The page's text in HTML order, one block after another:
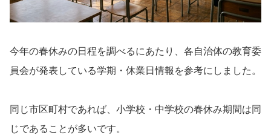
今年の春休みの日程を調べるにあたり、各自治体の教育委
員会が発表している学期・休業日情報を参考にしました。
同じ市区町村であれば、小学校・中学校の春休み期間は同
じであることが多いです。